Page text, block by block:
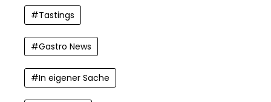
#Tastings
#Gastro News
#In eigener Sache